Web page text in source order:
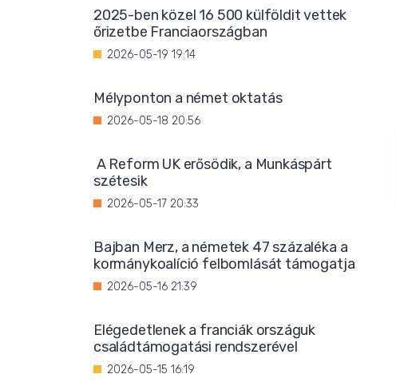
2025-ben közel 16 500 külföldit vettek
őrizetbe Franciaországban
2026-05-19 19:14
Mélyponton a német oktatás
2026-05-18 20:56
A Reform UK erősödik, a Munkáspárt
szétesik
2026-05-17 20:33
Bajban Merz, a németek 47 százaléka a
kormánykoalíció felbomlását támogatja
2026-05-16 21:39
Elégedetlenek a franciák országuk
családtámogatási rendszerével
2026-05-15 16:19